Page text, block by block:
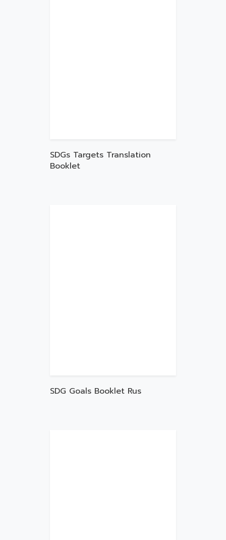
SDGs Targets Translation
Booklet
SDG Goals Booklet Rus